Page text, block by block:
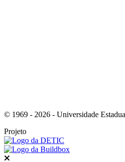
© 1969 - 2026 - Universidade
Projeto